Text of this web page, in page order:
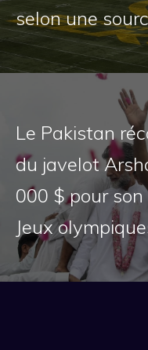
selon une
Le Pakistan
du javelot
000 $ pour
Jeux